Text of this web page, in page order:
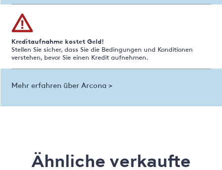
Kreditaufnahme kostet Geld!
Stellen Sie sicher, dass Sie die Bedingungen und Konditionen
verstehen, bevor Sie einen Kredit aufnehmen.
Mehr erfahren über Arcona >
Ähnliche verkaufte